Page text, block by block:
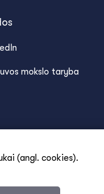
mokslo taryba
(angl. cookies).